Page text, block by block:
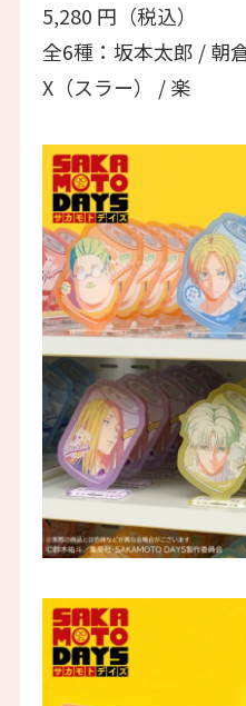
5,280 円（税込）
全6種：坂本太郎 / 朝
X（スラー） / 楽